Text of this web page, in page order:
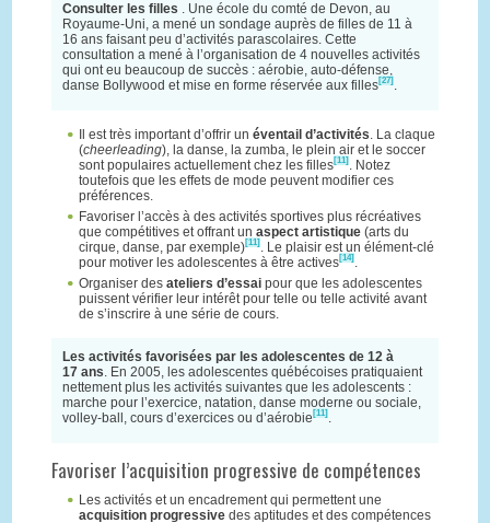
Consulter les filles . Une école du comté de Devon, au
Royaume-Uni, a mené un sondage auprès de filles de 11 à
16 ans faisant peu d’activités parascolaires. Cette
consultation a mené à l’organisation de 4 nouvelles activités
qui ont eu beaucoup de succès : aérobie, auto-défense,
danse Bollywood et mise en forme réservée aux filles[27] .
Il est très important d’offrir un éventail d’activités. La claque
(cheerleading), la danse, la zumba, le plein air et le soccer
sont populaires actuellement chez les filles[11] . Notez
toutefois que les effets de mode peuvent modifier ces
préférences.
Favoriser l’accès à des activités sportives plus récréatives
que compétitives et offrant un aspect artistique(arts du
cirque, danse, par exemple)[11] . Le plaisir est un élément-clé
pour motiver les adolescentes à être actives[14] .
Organiser des ateliers d’essaipour que les adolescentes
puissent vérifier leur intérêt pour telle ou telle activité avant
de s’inscrire à une série de cours.
Les activités favorisées par les adolescentes de 12 à
17 ans. En 2005, les adolescentes québécoises pratiquaient
nettement plus les activités suivantes que les adolescents :
marche pour l’exercice, natation, danse moderne ou sociale,
volley-ball, cours d’exercices ou d’aérobie [11] .
Favoriser l’acquisition progressive de compétences
Les activités et un encadrement qui permettent une
acquisition progressivedes aptitudes et des compétences